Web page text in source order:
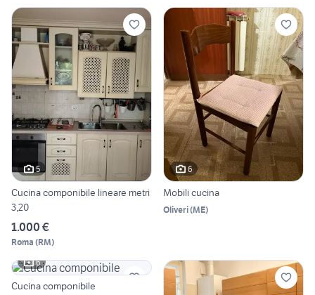
5
Cucina componibile lineare metri
3,20
1.000 €
Roma (RM)
6
Mobili cucina
Oliveri(ME)
6
Cucina componibile